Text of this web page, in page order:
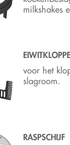
milkshakes
voor het
slagroom.
RASPSCHIJF